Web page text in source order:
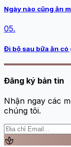
Ngày nào cũng ăn
05.
Đi bộ sau bữa ăn
Đăng ký bản tin
Nhận ngay các
chúng tôi.
spa